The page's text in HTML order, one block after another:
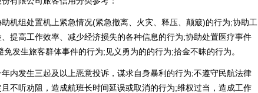
组处置机上紧急情况(紧急撤离、火灾、释压、颠簸)的行为;协助工
提高工作效率、减少经济损失的各种信息的行为;协助处置医疗事件
免发生旅客群体事件的行为;见义勇为的的行为;拾金不昧的行为。
发生三起及以上恶意投诉，谋求自身暴利的行为;不遵守民航法律
不听劝阻，造成航班长时间延误或取消的行为;维权过当，造成工作